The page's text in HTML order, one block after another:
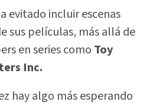
evitado incluir escenas
sus películas, más allá de
en series como Toy
Inc.
hay algo más esperando